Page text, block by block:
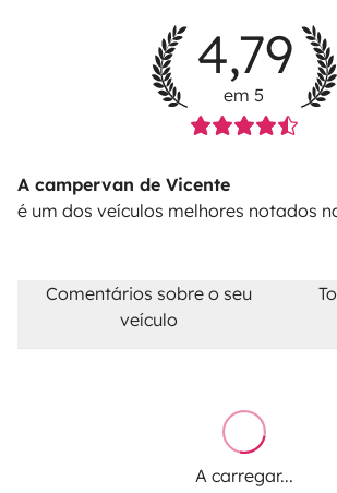
4,79
em 5
A campervan de Vicente
é um dos veículos melhores notados
Comentários sobre o seu
veículo
A carregar...